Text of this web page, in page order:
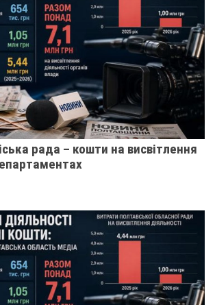
рада – кошти на висвітлення